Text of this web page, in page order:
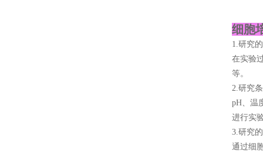
细胞
1.研究
在实验
等。
2.研究
pH、温
进行实
3.研究
通过细